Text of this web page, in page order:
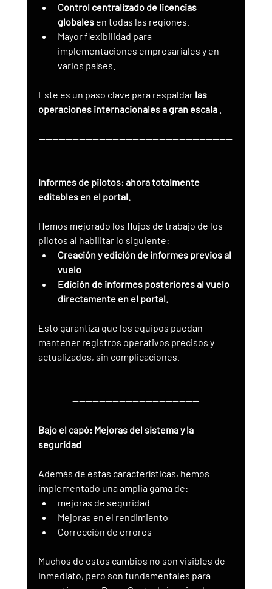
Control centralizado de licencias
globales en todas las regiones.
Mayor flexibilidad para
implementaciones empresariales y en
varios países.
Este es un paso clave para respaldar las
operaciones internacionales a gran escala .
----------------------------------------------------------
--------------------------------------
Informes de pilotos: ahora totalmente
editables en el portal.
Hemos mejorado los flujos de trabajo de los
pilotos al habilitar lo siguiente:
Creación y edición de informes previos al
vuelo
Edición de informes posteriores al vuelo
directamente en el portal.
Esto garantiza que los equipos puedan
mantener registros operativos precisos y
actualizados, sin complicaciones.
----------------------------------------------------------
--------------------------------------
Bajo el capó: Mejoras del sistema y la
seguridad
Además de estas características, hemos
implementado una amplia gama de:
mejoras de seguridad
Mejoras en el rendimiento
Corrección de errores
Muchos de estos cambios no son visibles de
inmediato, pero son fundamentales para